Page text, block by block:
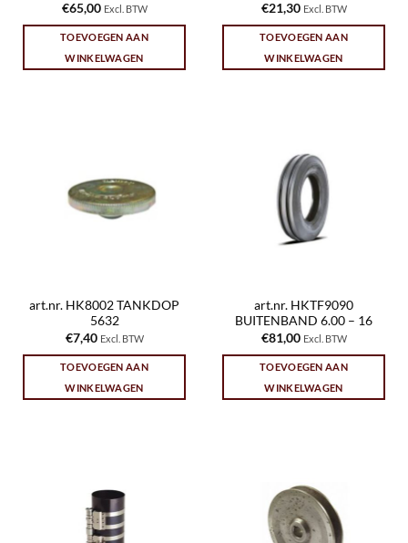
€65,00 Excl. BTW
TOEVOEGEN AAN
WINKELWAGEN
€21,30 Excl. BTW
TOEVOEGEN AAN
WINKELWAGEN
art.nr. HK8002 TANKDOP
5632
€7,40 Excl. BTW
TOEVOEGEN AAN
WINKELWAGEN
art.nr. HKTF9090
BUITENBAND 6.00 – 16
€81,00 Excl. BTW
TOEVOEGEN AAN
WINKELWAGEN